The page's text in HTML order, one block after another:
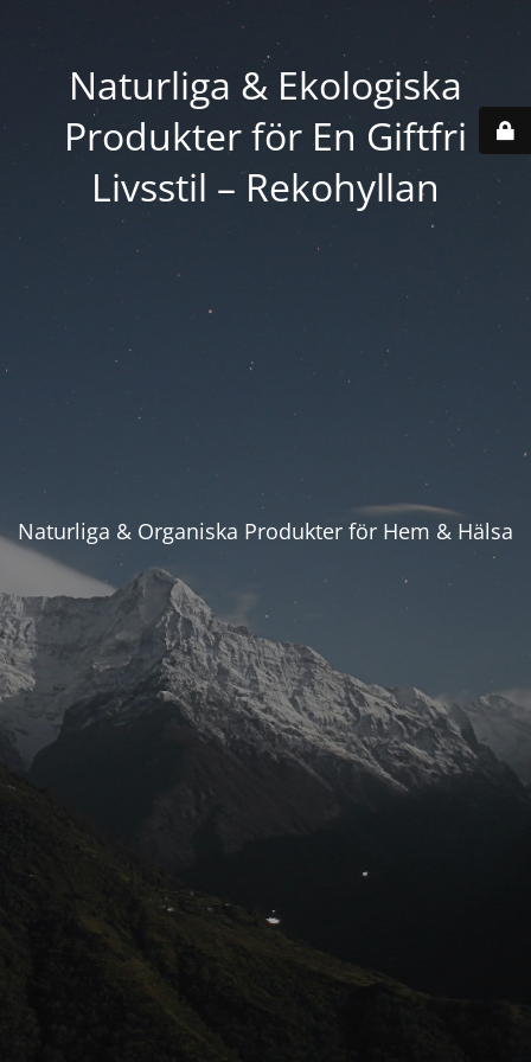
Naturliga & Ekologiska
Produkter för En Giftfri
Livsstil – Rekohyllan
Naturliga & Organiska Produkter för Hem & Hälsa